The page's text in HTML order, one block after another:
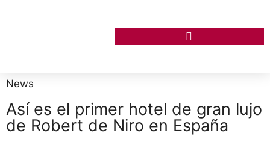
News
Así es el primer hotel de gran lujo
de Robert de Niro en España